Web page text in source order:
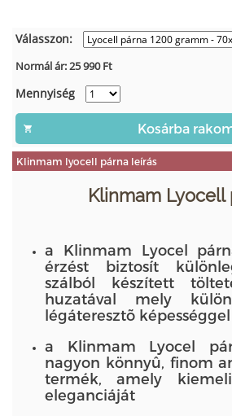
Válasszon:
Normál ár:25 990Ft
Mennyiség
Klinmam lyocell párna leírás
Klinmam Lyocell
a Klinmam Lyocel
érzést biztosít
szálból készített
huzatával mely
légáteresztõ
a Klinmam Lyocel
nagyon könnyû, finom
termék, amely
eleganciáját